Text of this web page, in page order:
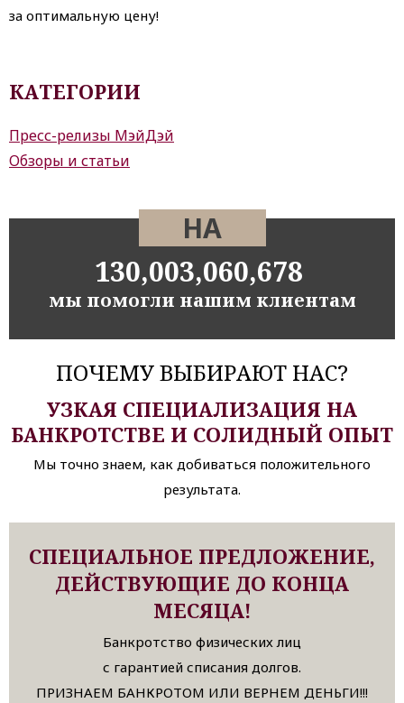
КАТЕГОРИИ
Пресс-релизы МэйДэй
Обзоры и статьи
НА
130,003,060,678
мы помогли нашим клиентам
ПОЧЕМУ ВЫБИРАЮТ НАС?
УЗКАЯ СПЕЦИАЛИЗАЦИЯ НА
БАНКРОТСТВЕ И СОЛИДНЫЙ ОПЫТ
Мы точно знаем, как добиваться положительного
результата.
СПЕЦИАЛЬНОЕ ПРЕДЛОЖЕНИЕ,
ДЕЙСТВУЮЩИЕ ДО КОНЦА
МЕСЯЦА!
Банкротство физических лиц
с гарантией списания долгов.
ПРИЗНАЕМ БАНКРОТОМ ИЛИ ВЕРНЕМ ДЕНЬГИ!!!
за оптимальную цену!